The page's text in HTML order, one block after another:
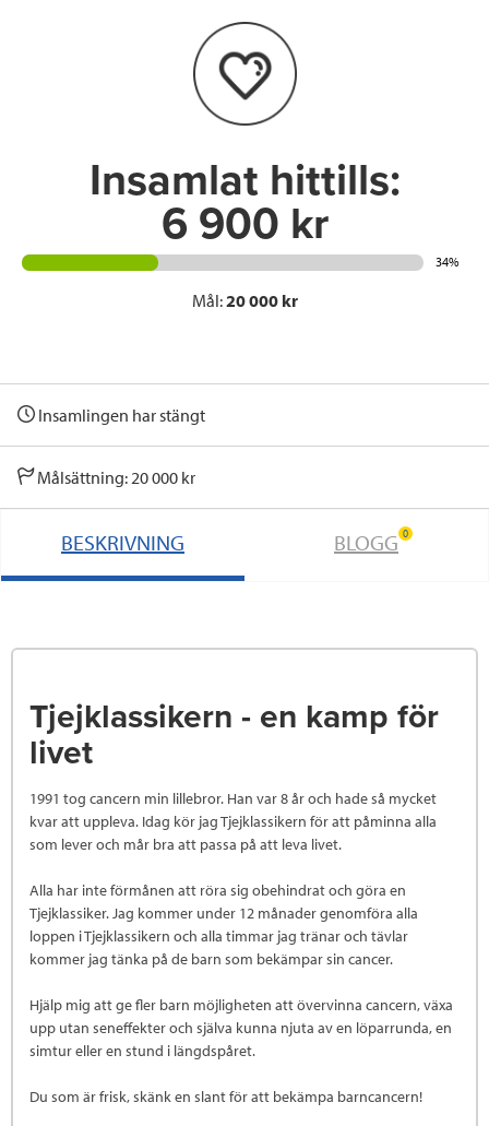
e
I
n
Insamlat hittills:
6 900 kr
34%
Mål:20 000 kr
Insamlingen har stängt
Målsättning: 20 000 kr
BESKRIVNING BLOGG 0
Tjejklassikern - en kamp för
livet
1991 tog cancern min lillebror. Han var 8 år och hade så mycket
kvar att uppleva. Idag kör jag Tjejklassikern för att påminna alla
som lever och mår bra att passa på att leva livet.
Alla har inte förmånen att röra sig obehindrat och göra en
Tjejklassiker. Jag kommer under 12 månader genomföra alla
loppen i Tjejklassikern och alla timmar jag tränar och tävlar
kommer jag tänka på de barn som bekämpar sin cancer.
Hjälp mig att ge fler barn möjligheten att övervinna cancern, växa
upp utan seneffekter och själva kunna njuta av en löparrunda, en
simtur eller en stund i längdspåret.
Du som är frisk, skänk en slant för att bekämpa barncancern!